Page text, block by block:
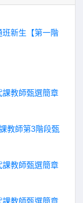
新生【第一階
教師甄選簡章
教師第3階段甄
教師甄選簡章
教師甄選簡章